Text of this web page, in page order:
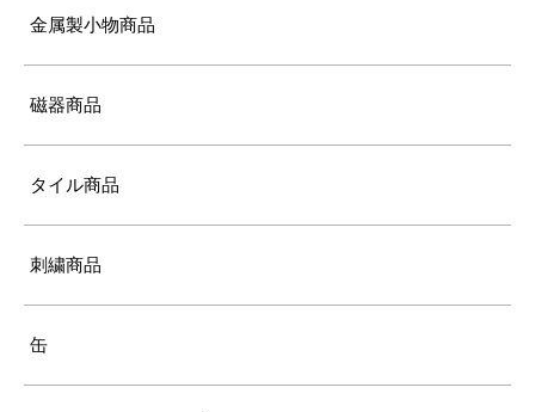
金属製小物商品
磁器商品
タイル商品
刺繍商品
缶